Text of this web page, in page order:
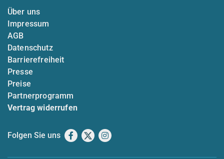
Über uns
Impressum
AGB
Datenschutz
Barrierefreiheit
Presse
Preise
Partnerprogramm
Vertrag widerrufen
Folgen Sie uns Facebook
X Instagram